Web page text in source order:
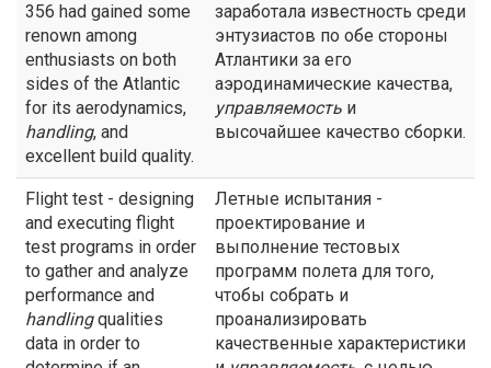
356 had gained some
renown among
enthusiasts on both
sides of the Atlantic
for its aerodynamics,
handling, and
excellent build quality.
заработала известность среди
энтузиастов по обе стороны
Атлантики за его
аэродинамические качества,
управляемость и
высочайшее качество сборки.
Flight test - designing
and executing flight
test programs in order
to gather and analyze
performance and
handlingqualities
data in order to
Летные испытания -
проектирование и
выполнение тестовых
программ полета для того,
чтобы собрать и
проанализировать
качественные характеристики